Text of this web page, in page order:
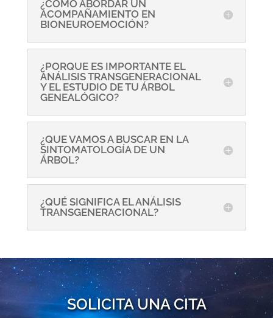
¿CÓMO ABORDAR UN
ACOMPAÑAMIENTO EN
BIONEUROEMOCIÓN?
¿PORQUE ES IMPORTANTE EL
ANÁLISIS TRANSGENERACIONAL
Y EL ESTUDIO DE TU ÁRBOL
GENEALÓGICO?
¿QUE VAMOS A BUSCAR EN LA
SINTOMATOLOGÍA DE UN
ÁRBOL?
¿QUÉ SIGNIFICA EL ANÁLISIS
TRANSGENERACIONAL?
SOLICITA UNA CITA